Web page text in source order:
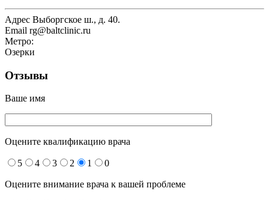
Адрес Выборгское ш., д. 40.
Email rg@baltclinic.ru
Метро:
Озерки
Отзывы
Ваше имя
Оцените квалификацию врача
5 4 3 2 1 0
Оцените внимание врача к вашей проблеме